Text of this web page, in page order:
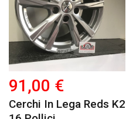
91,00 €
Cerchi In Lega Reds K2